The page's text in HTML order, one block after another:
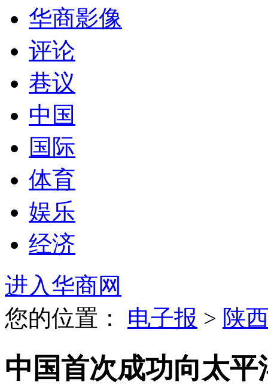
华商影像
评论
巷议
中国
国际
体育
娱乐
经济
进入华商网
您的位置： 电子报 > 陕
中国首次成功向太